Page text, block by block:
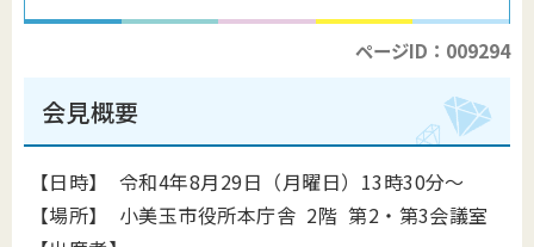
ページID：009294
会見概要
【日時】 令和4年8月29日（月曜日）13時30分～
【場所】 小美玉市役所本庁舎 2階 第2・第3会議室